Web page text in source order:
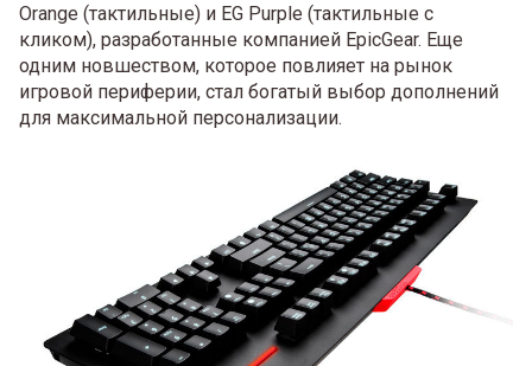
Orange (тактильные) и EG Purple (тактильные с
кликом), разработанные компанией EpicGear. Еще
одним новшеством, которое повлияет на рынок
игровой периферии, стал богатый выбор дополнений
для максимальной персонализации.